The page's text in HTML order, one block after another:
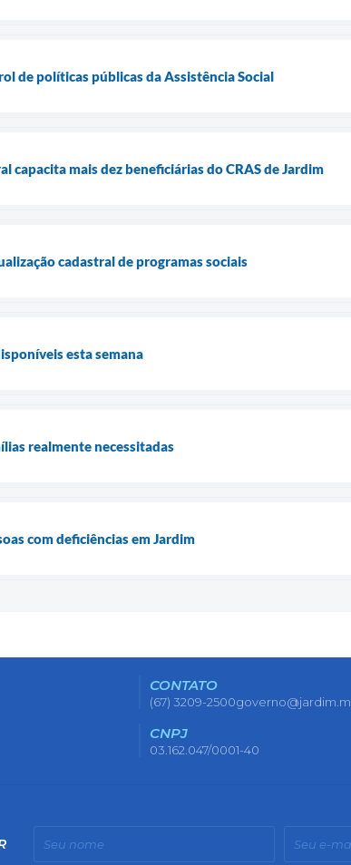
de políticas públicas da Assistência Social
capacita mais dez beneficiárias do CRAS de Jardim
cadastral de programas sociais
esta semana
realmente necessitadas
com deficiências em Jardim
CONTATO
(67) 3209-2500
CNPJ
03.162.047/0001-40